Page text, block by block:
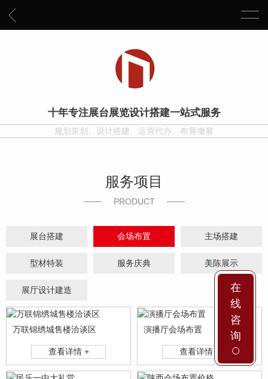
十年专注展台展览设计搭建一站式服务
规划策划、设计搭建、运营代办、布展撤展
服务项目
PRODUCT
展台搭建 会场布置 主场搭建
型材特装 服务庆典 美陈展示
展厅设计建造
万联锦绣城售楼洽谈区
查看详情 +
演播厅会场布置
查看详情 +
在
线
咨
询